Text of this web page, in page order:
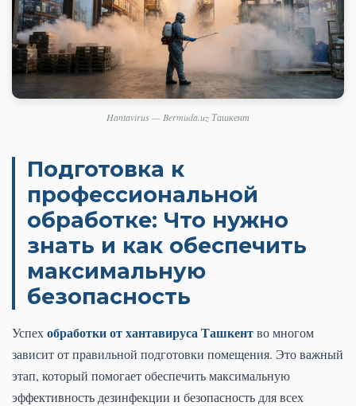
Hantavirus — Bermuda.uz Ташкент
Подготовка к
профессиональной
обработке: Что нужно
знать и как обеспечить
максимальную
безопасность
Успехобработки от хантавируса Ташкентво многом
зависит от правильной подготовки помещения. Это важный
этап, который помогает обеспечить максимальную
эффективность дезинфекции и безопасность для всех